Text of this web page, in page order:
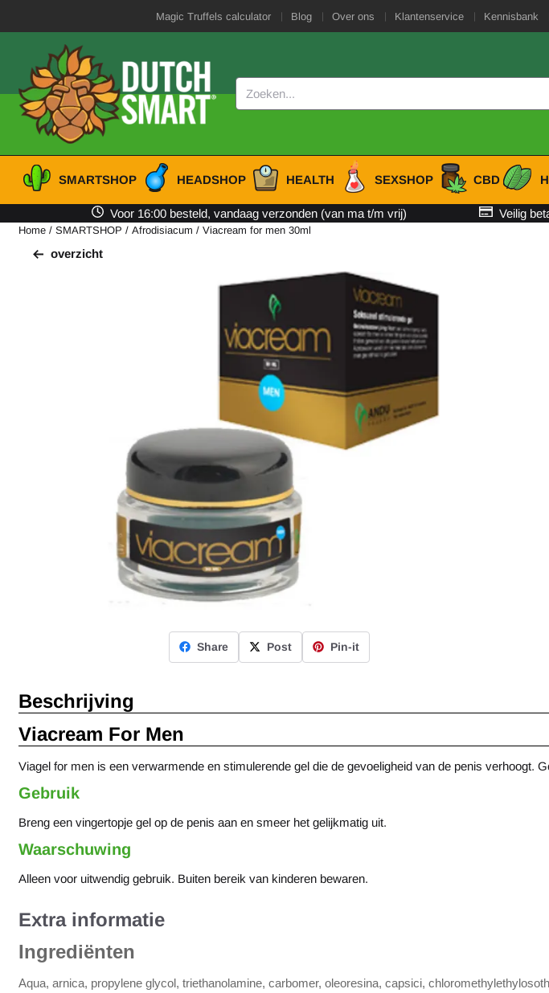
Magic Truffels calculator Blog Over ons Klantenservice Kennisbank
Zoeken
SMARTSHOP HEADSHOP HEALTH SEXSHOP CBD
Voor 16:00 besteld, vandaag verzonden (van ma t/m vrij) Veilig
Home / SMARTSHOP / Afrodisiacum / Viacream for men 30ml
overzicht
Share Post Pin-it
Beschrijving
Viacream For Men
Viagel for men is een verwarmende en stimulerende gel die de gevoeligheid van de penis
Gebruik
Breng een vingertopje gel op de penis aan en smeer het gelijkmatig uit.
Waarschuwing
Alleen voor uitwendig gebruik. Buiten bereik van kinderen bewaren.
Extra informatie
Ingrediënten
Aqua, arnica, propylene glycol, triethanolamine, carbomer, oleoresina, capsici,